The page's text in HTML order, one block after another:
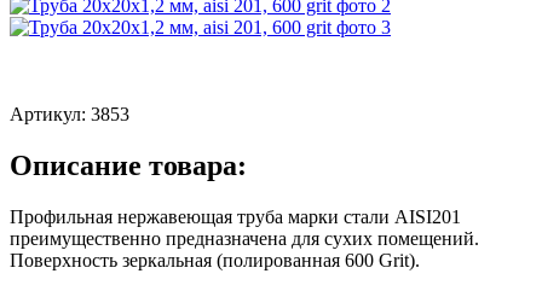
Артикул: 3853
Описание товара:
Профильная нержавеющая труба марки стали AISI201
преимущественно предназначена для сухих помещений.
Поверхность зеркальная (полированная 600 Grit).